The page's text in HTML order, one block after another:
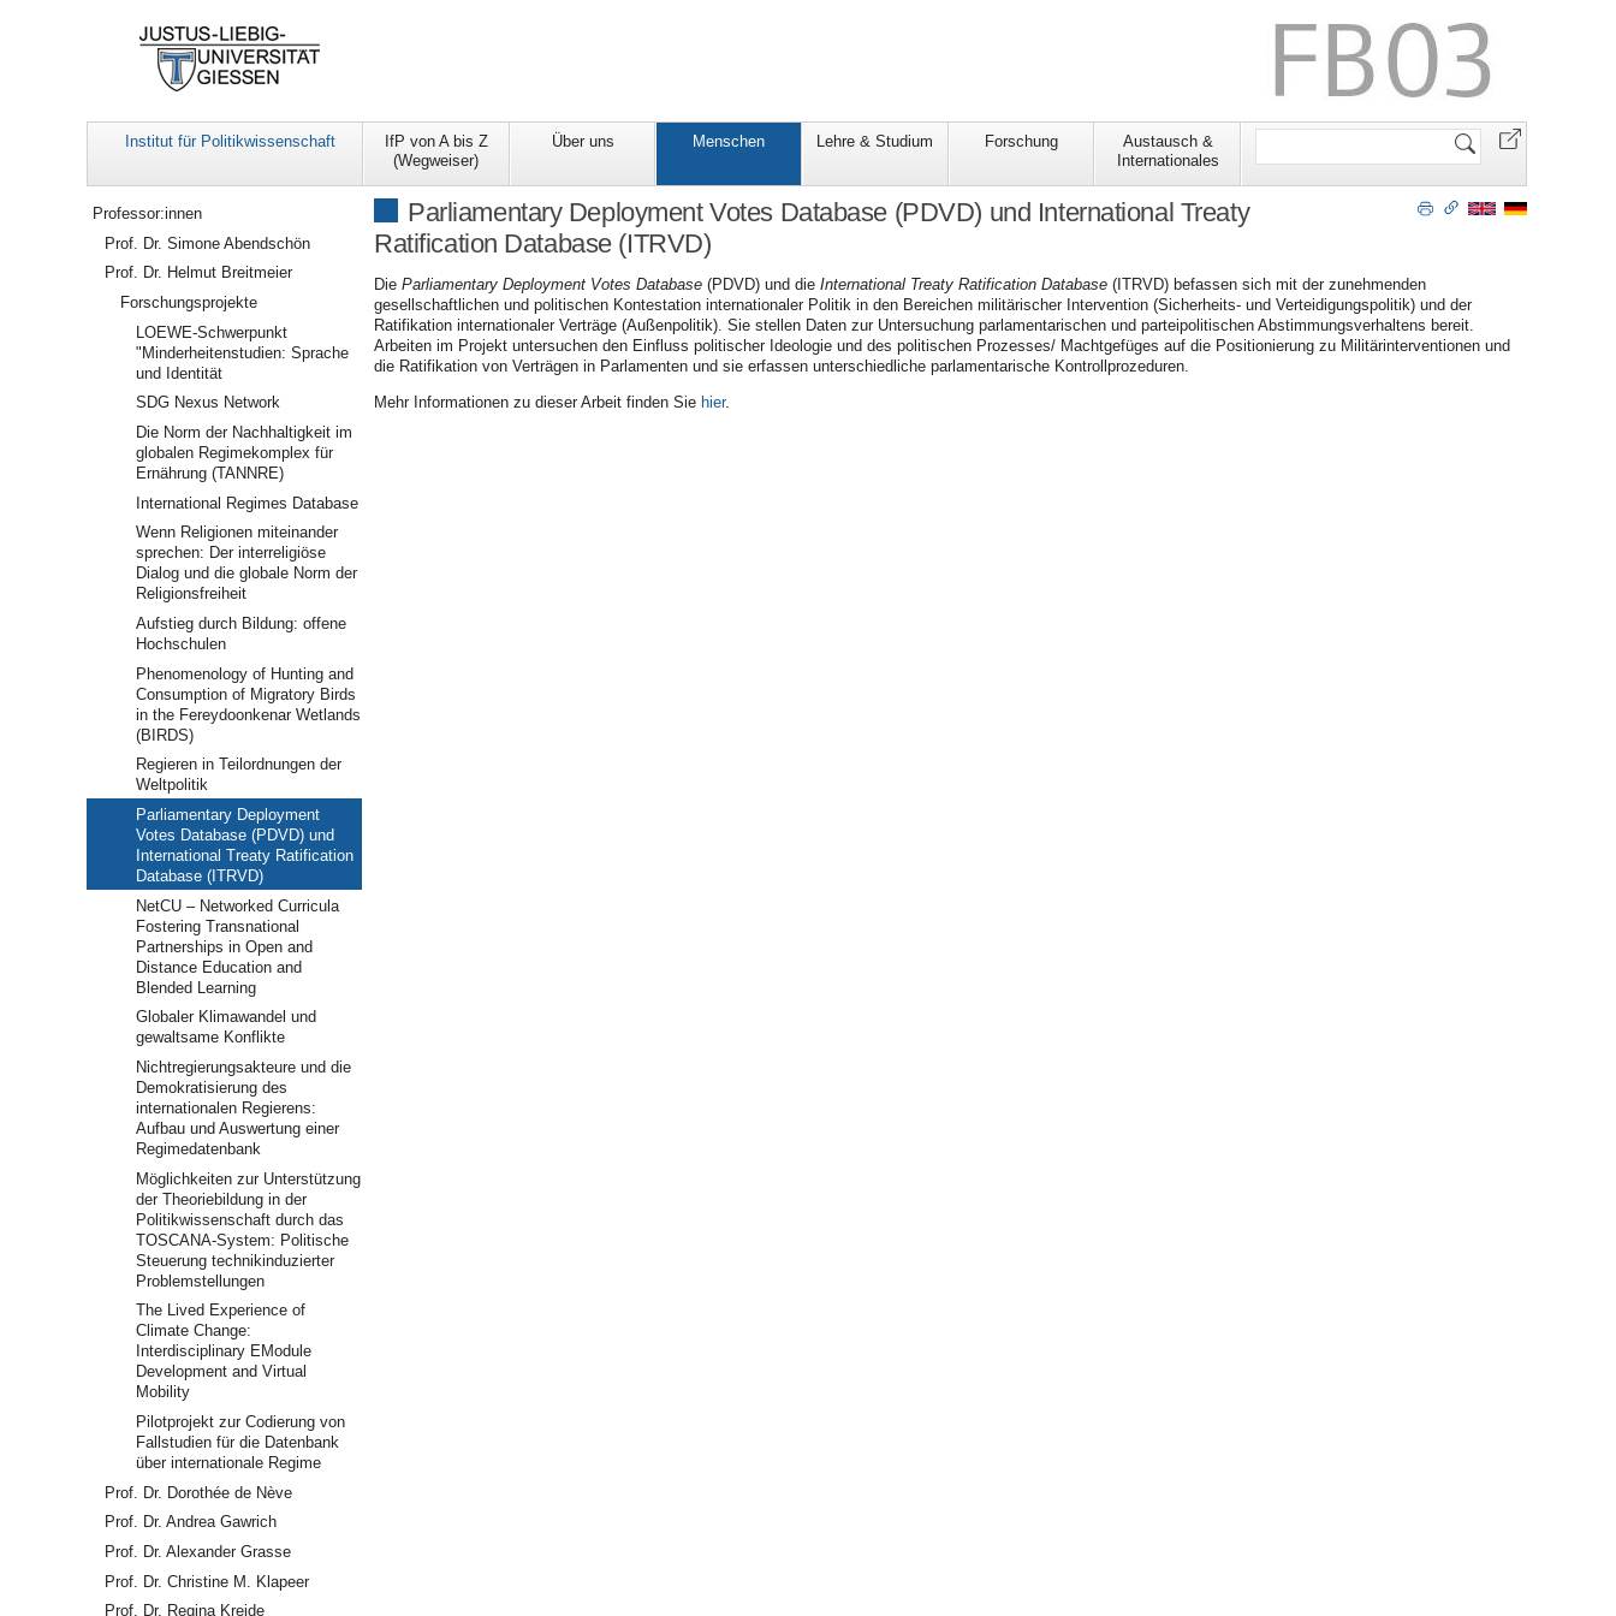
Institut für Politikwissenschaft
IfP von A bis Z
(Wegweiser)
Über uns Menschen Lehre & Studium Forschung
Austausch &
Internationales
Website
Parliamentary Deployment Votes Database (PDVD) und International Treaty
Ratification Database (ITRVD)
Die Parliamentary Deployment Votes Database (PDVD) und die International Treaty Ratification Database (ITRVD) befassen sich mit der zunehmenden
gesellschaftlichen und politischen Kontestation internationaler Politik in den Bereichen militärischer Intervention (Sicherheits- und Verteidigungspolitik) und der
Ratifikation internationaler Verträge (Außenpolitik). Sie stellen Daten zur Untersuchung parlamentarischen und parteipolitischen Abstimmungsverhaltens bereit.
Arbeiten im Projekt untersuchen den Einfluss politischer Ideologie und des politischen Prozesses/ Machtgefüges auf die Positionierung zu Militärinterventionen und
die Ratifikation von Verträgen in Parlamenten und sie erfassen unterschiedliche parlamentarische Kontrollprozeduren.
Mehr Informationen zu dieser Arbeit finden Sie hier.
Navigation
Professor:innen
Prof. Dr. Simone Abendschön
Prof. Dr. Helmut Breitmeier
Forschungsprojekte
LOEWE-Schwerpunkt
"Minderheitenstudien: Sprache
und Identität
SDG Nexus Network
Die Norm der Nachhaltigkeit im
globalen Regimekomplex für
Ernährung (TANNRE)
International Regimes Database
Wenn Religionen miteinander
sprechen: Der interreligiöse
Dialog und die globale Norm der
Religionsfreiheit
Aufstieg durch Bildung: offene
Hochschulen
Phenomenology of Hunting and
Consumption of Migratory Birds
in the Fereydoonkenar Wetlands
(BIRDS)
Regieren in Teilordnungen der
Weltpolitik
Parliamentary Deployment
Votes Database (PDVD) und
International Treaty Ratification
Database (ITRVD)
NetCU – Networked Curricula
Fostering Transnational
Partnerships in Open and
Distance Education and
Blended Learning
Globaler Klimawandel und
gewaltsame Konflikte
Nichtregierungsakteure und die
Demokratisierung des
internationalen Regierens:
Aufbau und Auswertung einer
Regimedatenbank
Möglichkeiten zur Unterstützung
der Theoriebildung in der
Politikwissenschaft durch das
TOSCANA-System: Politische
Steuerung technikinduzierter
Problemstellungen
The Lived Experience of
Climate Change:
Interdisciplinary EModule
Development and Virtual
Mobility
Pilotprojekt zur Codierung von
Fallstudien für die Datenbank
über internationale Regime
Prof. Dr. Dorothée de Nève
Prof. Dr. Andrea Gawrich
Prof. Dr. Alexander Grasse
Prof. Dr. Christine M. Klapeer
Prof. Dr. Regina Kreide